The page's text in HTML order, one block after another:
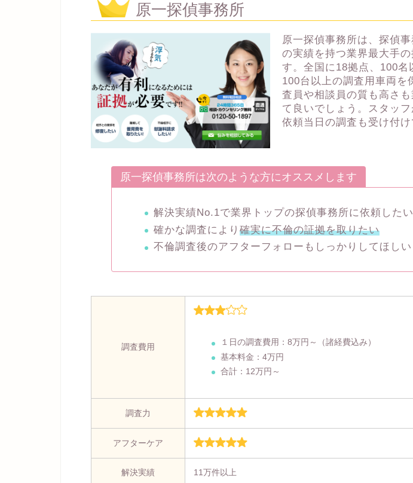
原一探偵事務所
原一探偵事務所は、探偵
の実績を持つ業界最大手
す。全国に18拠点、100名
100台以上の調査用車両を
査員や相談員の質も高さ
て良いでしょう。スタッフ
依頼当日の調査も受け付け
原一探偵事務所は次のような方にオススメします
解決実績No.1で業界トップの探偵事務所に依頼したい
確かな調査により 確実に不倫の証拠を取りたい
不倫調査後のアフターフォローもしっかりしてほしい
調査費用 １日の調査費用： 8万円～
（諸経費込み）
基本料金：4万円
合計：12万円～
調査力
アフターケア
解決実績 11万件以上